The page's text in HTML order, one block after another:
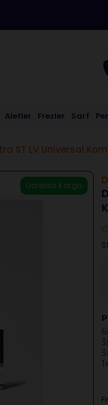
Aletler Frezler Sarf
ST LV Universal
Ücretsiz Kargo